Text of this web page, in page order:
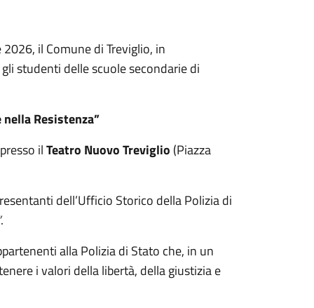
il Comune di Treviglio, in
studenti delle scuole secondarie di
Resistenza”
ilTeatro Nuovo Treviglio (Piazza
dell’Ufficio Storico della Polizia di
.
alla Polizia di Stato che, in un
i valori della libertà, della giustizia e